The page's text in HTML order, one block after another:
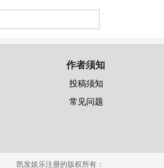
作者须知
投稿须知
常见问题
凯发娱乐注册的版权所有：